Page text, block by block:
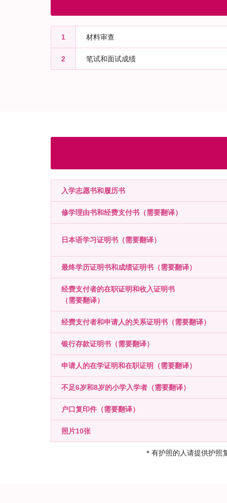
1 材料审查
2 笔试和面试成绩
入学志愿书和履历书
修学理由书和经费支付书（需要翻译）
日本语学习证明书（需要翻译）
最终学历证明书和成绩证明书（需要翻译）
经费支付者的在职证明和收入证明书
（需要翻译）
经费支付者和申请人的关系证明书（需要翻译）
银行存款证明书（需要翻译）
申请人的在学证明和在职证明（需要翻译）
不足6岁和8岁的小学入学者（需要翻译）
户口复印件（需要翻译）
照片10张
＊有护照的人请提供护